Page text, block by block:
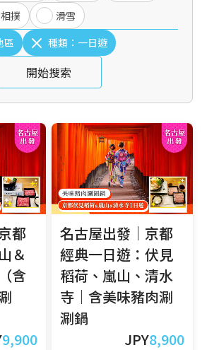
相撲
滑雪
區 種類： 一日遊
開始搜索
都
＆
含
9,900
名古屋出發｜京都
經典一日遊：伏見
稻荷、嵐山、清水
寺｜含美味豬肉涮
涮鍋
JPY8,900